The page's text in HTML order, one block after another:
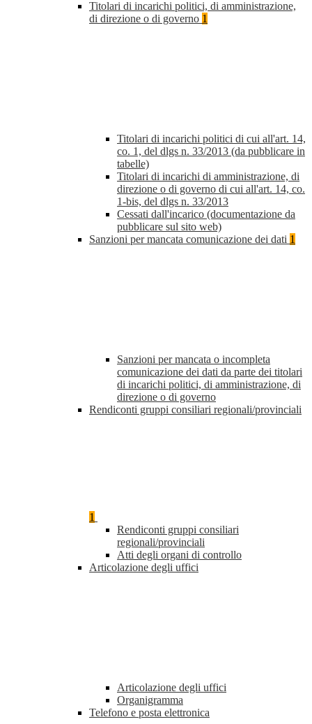
Titolari di incarichi politici, di amministrazione,
di direzione o di governo 1
Titolari di incarichi politici di cui all'art. 14,
co. 1, del dlgs n. 33/2013 (da pubblicare in
tabelle)
Titolari di incarichi di amministrazione, di
direzione o di governo di cui all'art. 14, co.
1-bis, del dlgs n. 33/2013
Cessati dall'incarico (documentazione da
pubblicare sul sito web)
Sanzioni per mancata comunicazione dei dati 1
Sanzioni per mancata o incompleta
comunicazione dei dati da parte dei titolari
di incarichi politici, di amministrazione, di
direzione o di governo
Rendiconti gruppi consiliari regionali/provinciali
1
Rendiconti gruppi consiliari
regionali/provinciali
Atti degli organi di controllo
Articolazione degli uffici
Articolazione degli uffici
Organigramma
Telefono e posta elettronica